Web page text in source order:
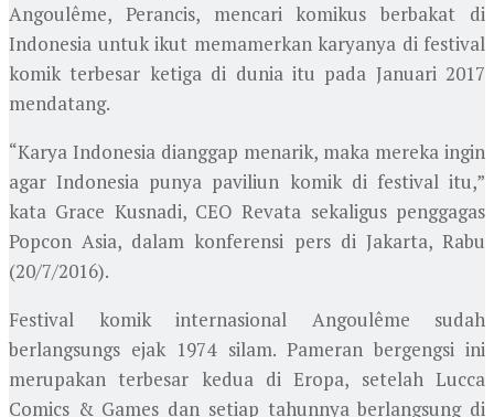
Angoulême, Perancis, mencari komikus berbakat di
Indonesia untuk ikut memamerkan karyanya di festival
komik terbesar ketiga di dunia itu pada Januari 2017
mendatang.
“Karya Indonesia dianggap menarik, maka mereka ingin
agar Indonesia punya paviliun komik di festival itu,”
kata Grace Kusnadi, CEO Revata sekaligus penggagas
Popcon Asia, dalam konferensi pers di Jakarta, Rabu
(20/7/2016).
Festival komik internasional Angoulême sudah
berlangsungs ejak 1974 silam. Pameran bergengsi ini
merupakan terbesar kedua di Eropa, setelah Lucca
Comics & Games dan setiap tahunnya berlangsung di